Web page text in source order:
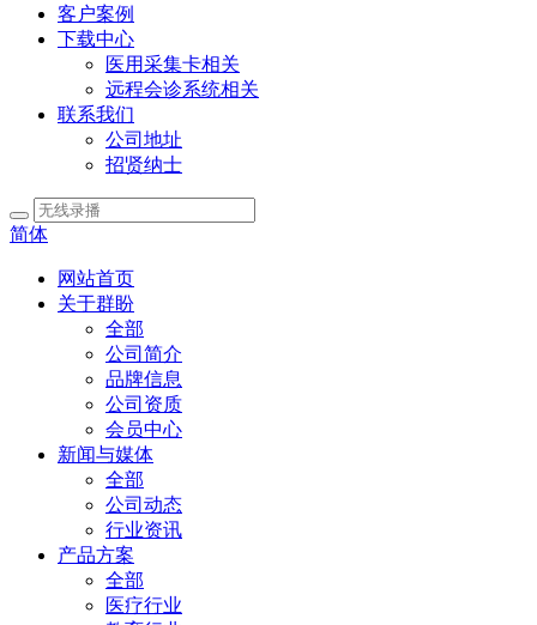
客户案例
下载中心
医用采集卡相关
远程会诊系统相关
联系我们
公司地址
招贤纳士
简体
网站首页
关于群盼
全部
公司简介
品牌信息
公司资质
会员中心
新闻与媒体
全部
公司动态
行业资讯
产品方案
全部
医疗行业